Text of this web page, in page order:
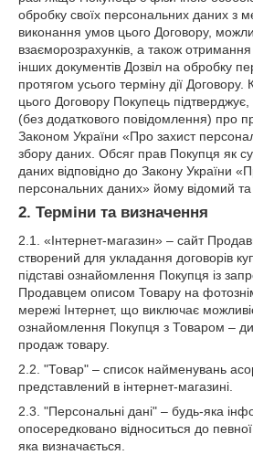
обробку своїх персональних даних з
виконання умов цього Договору,
взаєморозрахунків, а також отримання
інших документів Дозвіл на обробку
протягом усього терміну дії Договору.
цього Договору Покупець
(без додаткового повідомлення) про
Законом України «Про захист
збору даних. Обсяг прав Покупця як
даних відповідно до Закону України
персональних даних» йому відомий та
2. Терміни та визначення
2.1. «Інтернет-магазин» – сайт
створений для укладання договорів
підставі ознайомлення Покупця із
Продавцем описом Товару на
мережі Інтернет, що виключає
ознайомлення Покупця з Товаром –
продаж товару.
2.2. "Товар" – список найменувань
представлений в інтернет-магазині.
2.3. "Персональні дані" – будь-яка
опосередковано відноситься до
яка визначається.